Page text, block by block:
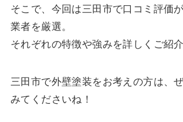
そこで、今回は三田市で口コミ評価
業者を厳選。
それぞれの特徴や強みを詳しくご紹介
三田市で外壁塗装をお考えの方は、
みてくださいね！